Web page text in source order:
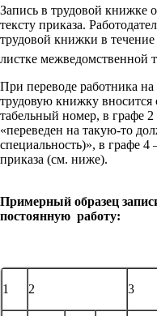
Запись в трудовой книжке
тексту приказа.
трудовой книжки в
листке межведомственной
При переводе работника на
трудовую книжку вносится
табельный номер, в графе 2
«переведен на такую-то
специальность)», в графе 4
приказа (см. ниже).
Примерный образец
постоянную работу:
1 2 3